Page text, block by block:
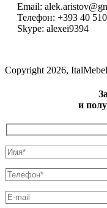
Email:
Телефон: +393 40
Skype: alexei9394
Copyright 2026,
и